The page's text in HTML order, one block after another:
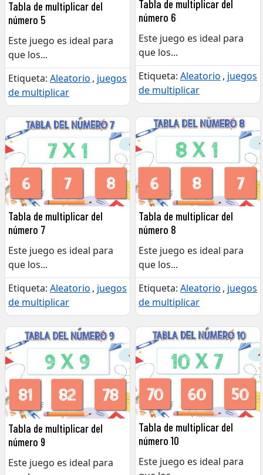
Tabla de multiplicar del
número 5
Este juego es ideal para
que los...
Etiqueta: Aleatorio , juegos
de multiplicar
Tabla de multiplicar del
número 6
Este juego es ideal para
que los...
Etiqueta: Aleatorio , juegos
de multiplicar
Tabla de multiplicar del
número 7
Este juego es ideal para
que los...
Etiqueta: Aleatorio , juegos
de multiplicar
Tabla de multiplicar del
número 8
Este juego es ideal para
que los...
Etiqueta: Aleatorio , juegos
de multiplicar
Tabla de multiplicar del
número 9
Este juego es ideal para
Tabla de multiplicar del
número 10
Este juego es ideal para